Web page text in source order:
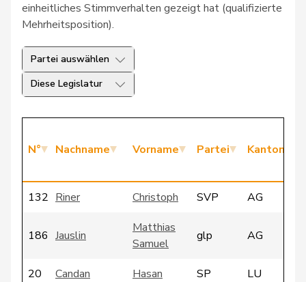
einheitliches Stimmverhalten gezeigt hat (qualifizierte
Mehrheitsposition).
Partei auswählen
Diese Legislatur
N° Nachname Vorname Partei Kanton
132 Riner Christoph SVP AG
186 Jauslin
Matthias
Samuel
glp AG
20 Candan Hasan SP
LU